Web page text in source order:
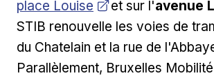
place Louise
et sur l'avenue
STIB renouvelle les voies de
du Chatelain et la rue de
Parallèlement, Bruxelles